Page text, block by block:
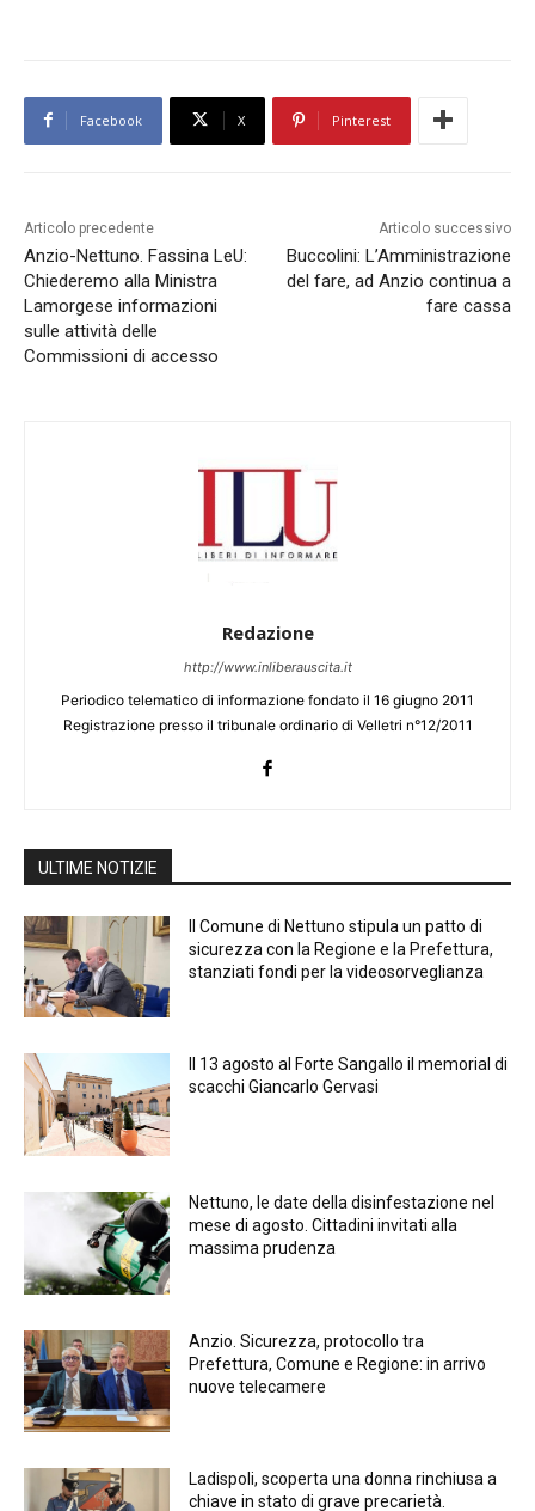
Facebook X Pinterest
Articolo precedente
Anzio-Nettuno. Fassina LeU:
Chiederemo alla Ministra
Lamorgese informazioni
sulle attività delle
Commissioni di accesso
Articolo successivo
Buccolini: L’Amministrazione
del fare, ad Anzio continua a
fare cassa
Redazione
http://www.inliberauscita.it
Periodico telematico di informazione fondato il 16 giugno 2011
Registrazione presso il tribunale ordinario di Velletri n°12/2011
ULTIME NOTIZIE
Il Comune di Nettuno stipula un patto di
sicurezza con la Regione e la Prefettura,
stanziati fondi per la videosorveglianza
Il 13 agosto al Forte Sangallo il memorial di
scacchi Giancarlo Gervasi
Nettuno, le date della disinfestazione nel
mese di agosto. Cittadini invitati alla
massima prudenza
Anzio. Sicurezza, protocollo tra
Prefettura, Comune e Regione: in arrivo
nuove telecamere
Ladispoli, scoperta una donna rinchiusa a
chiave in stato di grave precarietà.